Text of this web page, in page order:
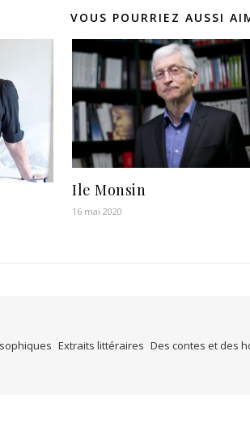
VOUS POURRIEZ AUSSI
Ile Monsin
16 mai 2020
Extraits littéraires Des contes et des